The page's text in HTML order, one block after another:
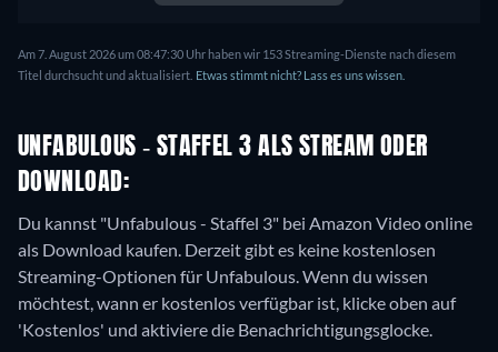
Am 7. August 2026 um 08:47:30 Uhr haben wir 153 Streaming-Dienste nach diesem
Titel durchsucht und aktualisiert. Etwas stimmt nicht? Lass es uns wissen.
UNFABULOUS - STAFFEL 3 ALS STREAM ODER
DOWNLOAD:
Du kannst "Unfabulous - Staffel 3" bei Amazon Video online
als Download kaufen. Derzeit gibt es keine kostenlosen
Streaming-Optionen für Unfabulous. Wenn du wissen
möchtest, wann er kostenlos verfügbar ist, klicke oben auf
'Kostenlos' und aktiviere die Benachrichtigungsglocke.